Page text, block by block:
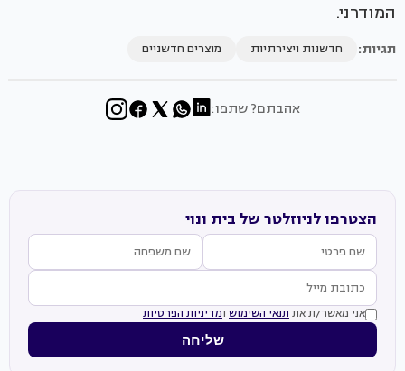
המודרני.
תגיות: חדשנות ויצירתיות מוצרים חדשניים
אהבתם? שתפו:
הצטרפו לניוזלטר של בית ונוי
אני מאשר/ת את תנאי השימוש ומדיניות הפרטיות
שליחה